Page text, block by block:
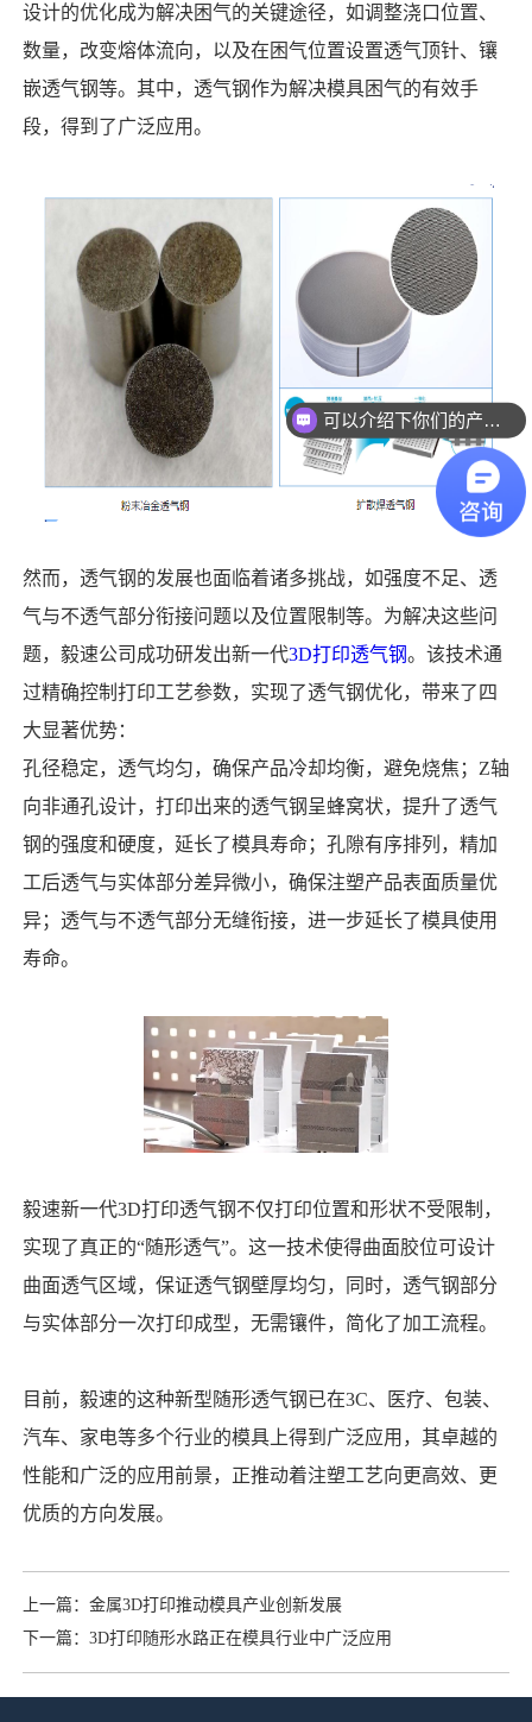
设计的优化成为解决困气的关键途径，如调整浇口位置、
数量，改变熔体流向，以及在困气位置设置透气顶针、镶
嵌透气钢等。其中，透气钢作为解决模具困气的有效手
段，得到了广泛应用。
然而，透气钢的发展也面临着诸多挑战，如强度不足、透
气与不透气部分衔接问题以及位置限制等。为解决这些问
题，毅速公司成功研发出新一代3D打印透气钢。该技术通
过精确控制打印工艺参数，实现了透气钢优化，带来了四
大显著优势：
孔径稳定，透气均匀，确保产品冷却均衡，避免烧焦；Z轴
向非通孔设计，打印出来的透气钢呈蜂窝状，提升了透气
钢的强度和硬度，延长了模具寿命；孔隙有序排列，精加
工后透气与实体部分差异微小，确保注塑产品表面质量优
异；透气与不透气部分无缝衔接，进一步延长了模具使用
寿命。
毅速新一代3D打印透气钢不仅打印位置和形状不受限制，
实现了真正的“随形透气”。这一技术使得曲面胶位可设计
曲面透气区域，保证透气钢壁厚均匀，同时，透气钢部分
与实体部分一次打印成型，无需镶件，简化了加工流程。
目前，毅速的这种新型随形透气钢已在3C、医疗、包装、
汽车、家电等多个行业的模具上得到广泛应用，其卓越的
性能和广泛的应用前景，正推动着注塑工艺向更高效、更
优质的方向发展。
上一篇：金属3D打印推动模具产业创新发展
下一篇：3D打印随形水路正在模具行业中广泛应用
可以介绍下你们的产品么